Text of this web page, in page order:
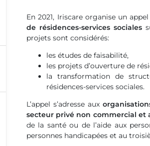
En 2021, Iriscare organise un
de résidences-services sociales
projets sont considérés:
les études de faisabilité,
les projets d’ouverture de
la transformation de
résidences-services sociales.
L’appel s’adresse aux
secteur privé non commercial et
de la santé ou de l’aide aux
personnes handicapées et au